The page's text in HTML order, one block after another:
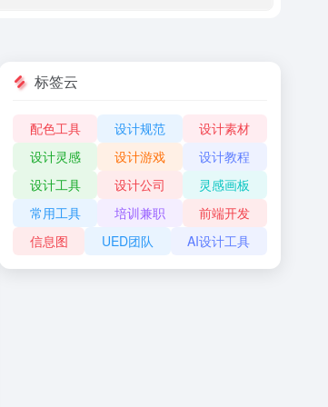
标签云
配色工具 设计规范
设计素材
设计灵感
设计游戏
设计教程
设计工具
设计公司
灵感画板
常用工具
培训兼职
前端开发
信息图
UED团队 AI设计工具